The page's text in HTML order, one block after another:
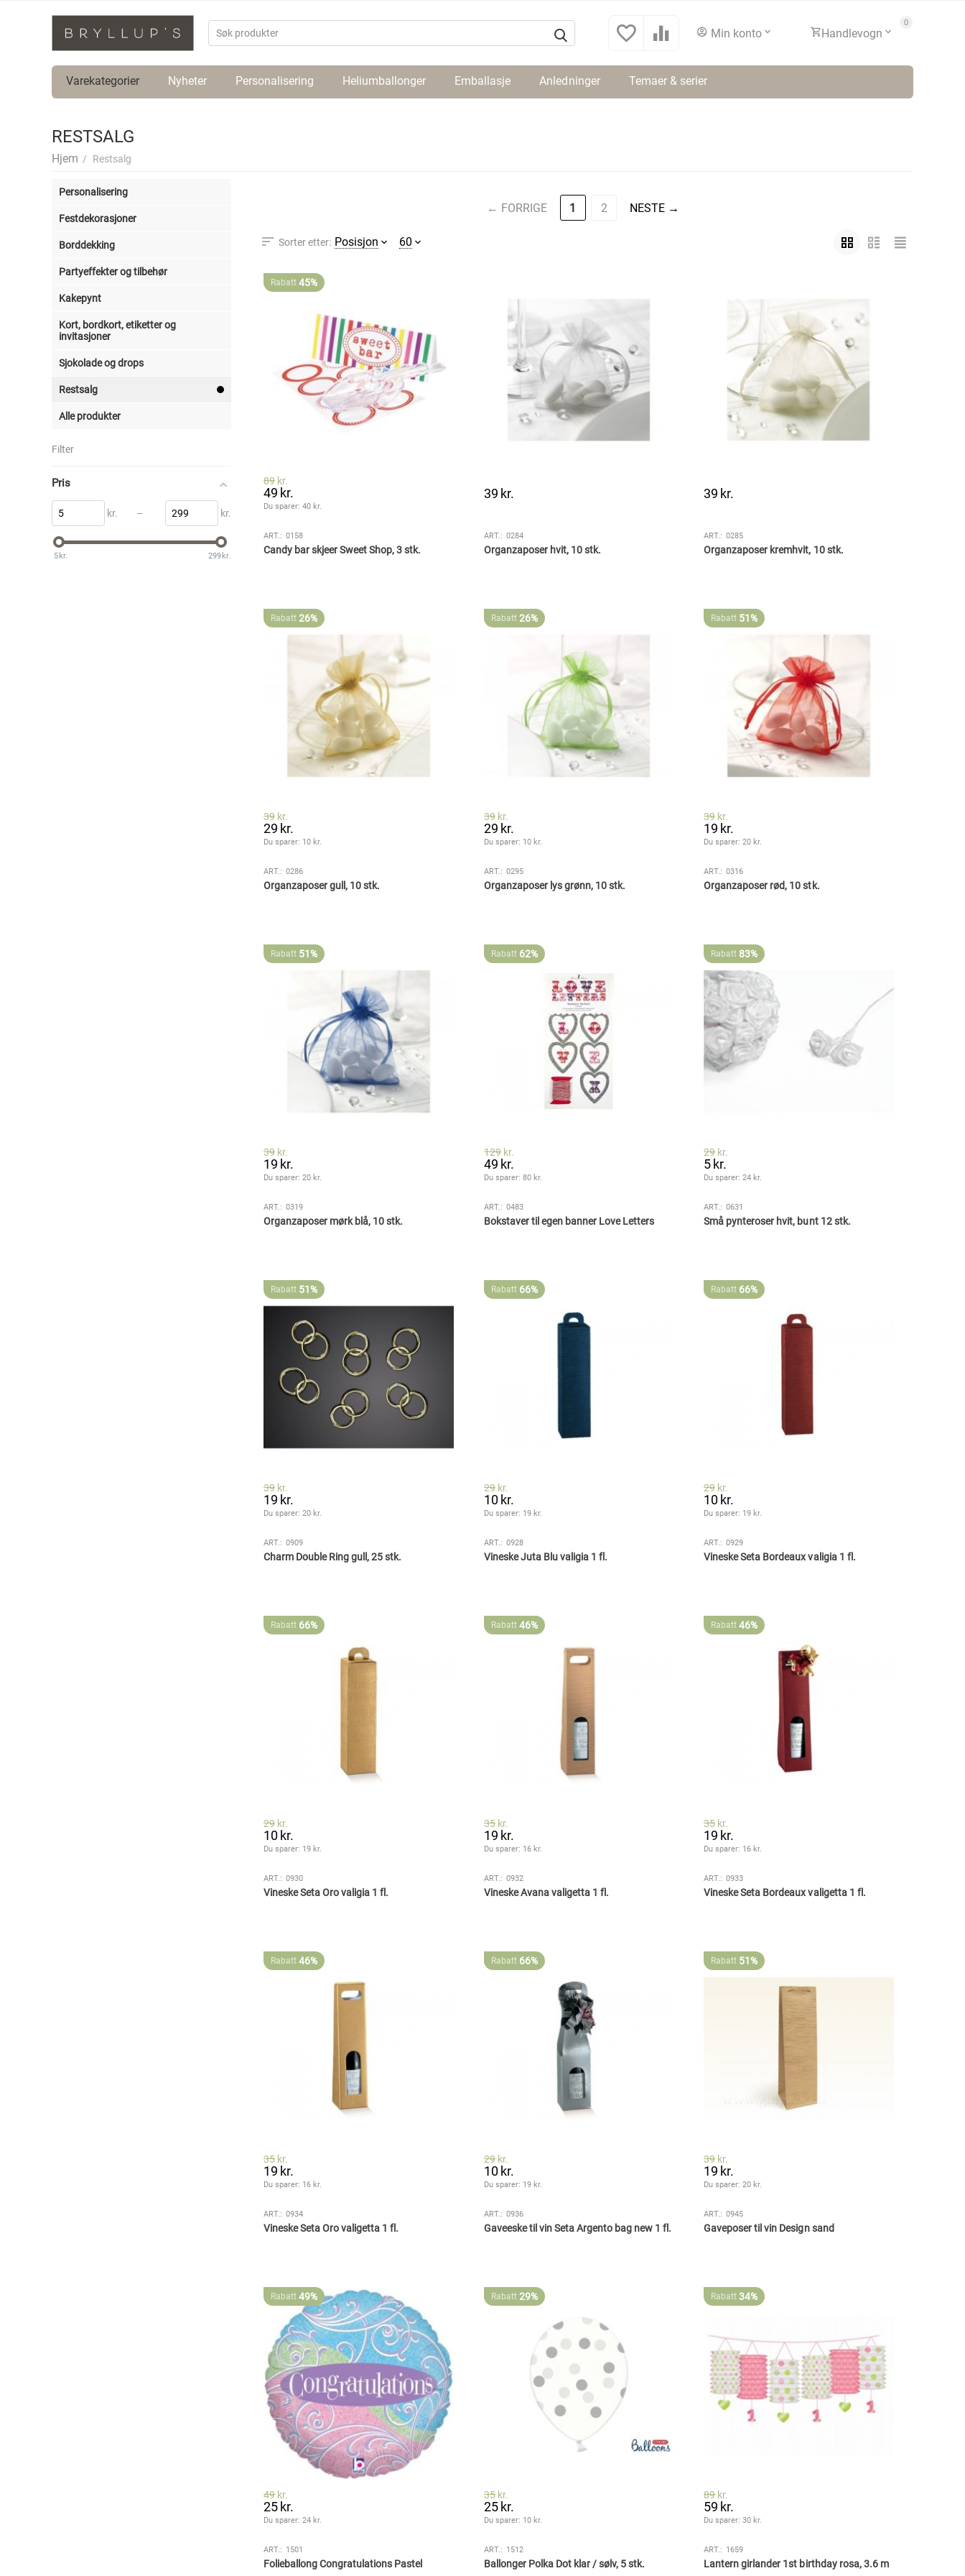
Min konto
0
Handlevogn
Varekategorier Nyheter Personalisering Heliumballonger Emballasje Anledninger Temaer & serier
RESTSALG
Hjem / Restsalg
FORRIGE 1 2 NESTE
Sorter etter: Posisjon 60
Rabatt 45%
89 kr.
49 kr.
Du sparer: 40 kr.
ART.: 0158
Candy bar skjeer Sweet Shop, 3 stk.
39 kr.
ART.: 0284
Organzaposer hvit, 10 stk.
39 kr.
ART.: 0285
Organzaposer kremhvit, 10 stk.
Rabatt 26%
39 kr.
29 kr.
Du sparer: 10 kr.
ART.: 0286
Organzaposer gull, 10 stk.
Rabatt 26%
39 kr.
29 kr.
Du sparer: 10 kr.
ART.: 0295
Organzaposer lys grønn, 10 stk.
Rabatt 51%
39 kr.
19 kr.
Du sparer: 20 kr.
ART.: 0316
Organzaposer rød, 10 stk.
Rabatt 51%
39 kr.
19 kr.
Du sparer: 20 kr.
ART.: 0319
Organzaposer mørk blå, 10 stk.
Rabatt 62%
129 kr.
49 kr.
Du sparer: 80 kr.
ART.: 0483
Bokstaver til egen banner Love Letters
Rabatt 83%
29 kr.
5 kr.
Du sparer: 24 kr.
ART.: 0631
Små pynteroser hvit, bunt 12 stk.
Rabatt 51%
39 kr.
19 kr.
Du sparer: 20 kr.
ART.: 0909
Charm Double Ring gull, 25 stk.
Rabatt 66%
29 kr.
10 kr.
Du sparer: 19 kr.
ART.: 0928
Vineske Juta Blu valigia 1 fl.
Rabatt 66%
29 kr.
10 kr.
Du sparer: 19 kr.
ART.: 0929
Vineske Seta Bordeaux valigia 1 fl.
Rabatt 66%
29 kr.
10 kr.
Du sparer: 19 kr.
ART.: 0930
Vineske Seta Oro valigia 1 fl.
Rabatt 46%
35 kr.
19 kr.
Du sparer: 16 kr.
ART.: 0932
Vineske Avana valigetta 1 fl.
Rabatt 46%
35 kr.
19 kr.
Du sparer: 16 kr.
ART.: 0933
Vineske Seta Bordeaux valigetta 1 fl.
Rabatt 46%
35 kr.
19 kr.
Du sparer: 16 kr.
ART.: 0934
Vineske Seta Oro valigetta 1 fl.
Rabatt 66%
29 kr.
10 kr.
Du sparer: 19 kr.
ART.: 0936
Gaveeske til vin Seta Argento bag new 1 fl.
Rabatt 51%
39 kr.
19 kr.
Du sparer: 20 kr.
ART.: 0945
Gaveposer til vin Design sand
Rabatt 49%
49 kr.
25 kr.
Du sparer: 24 kr.
ART.: 1501
Folieballong Congratulations Pastel
Rabatt 29%
35 kr.
25 kr.
Du sparer: 10 kr.
ART.: 1512
Ballonger Polka Dot klar / sølv, 5 stk.
Rabatt 34%
89 kr.
59 kr.
Du sparer: 30 kr.
ART.: 1659
Lantern girlander 1st birthday rosa, 3.6 m
Personalisering
Festdekorasjoner
Borddekking
Partyeffekter og tilbehør
Kakepynt
Kort, bordkort, etiketter og
invitasjoner
Sjokolade og drops
Restsalg
Alle produkter
Filter
Pris
kr. – kr.
5 kr. 299 kr.